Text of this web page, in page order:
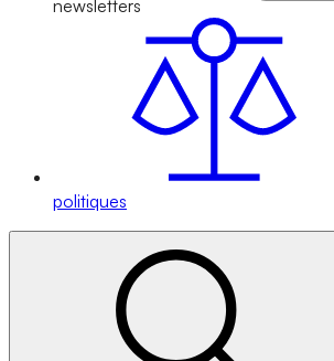
newsletters
politiques